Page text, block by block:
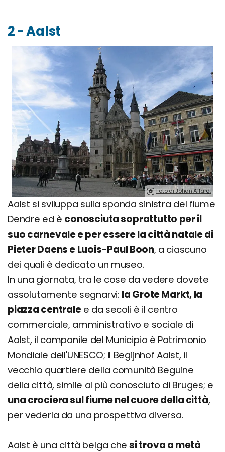
2 - Aalst
Foto di Johan Allard.
Aalst si sviluppa sulla sponda sinistra del fiume
Dendre ed è conosciuta soprattutto per il
suo carnevale e per essere la città natale di
Pieter Daens e Luois-Paul Boon, a ciascuno
dei quali è dedicato un museo.
In una giornata, tra le cose da vedere dovete
assolutamente segnarvi: la Grote Markt, la
piazza centralee da secoli è il centro
commerciale, amministrativo e sociale di
Aalst, il campanile del Municipio è Patrimonio
Mondiale dell'UNESCO; il Begijnhof Aalst, il
vecchio quartiere della comunità Beguine
della città, simile al più conosciuto di Bruges; e
una crociera sul fiume nel cuore della città,
per vederla da una prospettiva diversa.
Aalst è una città belga chesi trova a metà